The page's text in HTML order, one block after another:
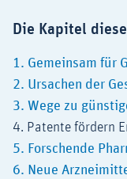
Die Kapitel
1. Gemeinsam für
2. Ursachen der
3. Wege zu
4. Patente fördern
5. Forschende
6. Neue